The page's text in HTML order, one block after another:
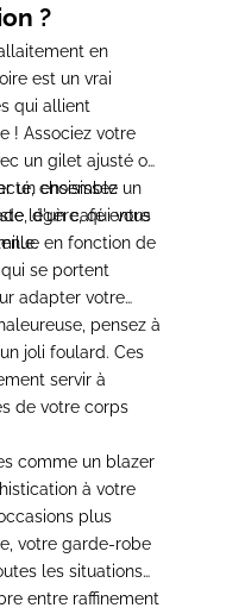
?
en
est un vrai
qui allient
! Associez votre
un gilet ajusté ou
un ensemble
d'un café entre
choisissez un
légère, qui vous
en fonction de
se portent
adapter votre
pensez à
joli foulard. Ces
servir à
de votre corps
comme un blazer
à votre
plus
votre garde-robe
les situations
entre raffinement